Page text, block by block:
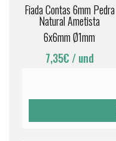
Fiada Contas 6mm Pedra
Natural Ametista
6x6mm Ø1mm
7,35€ / und